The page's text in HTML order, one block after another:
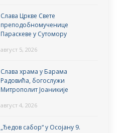
Слава Цркве Свете
преподобномученице
Параскеве у Сутомору
август 5, 2026
Слава храма у Барама
Радовића, богослужи
Митрополит Јоаникије
август 4, 2026
„Ђедов сабор“ у Осојану 9.